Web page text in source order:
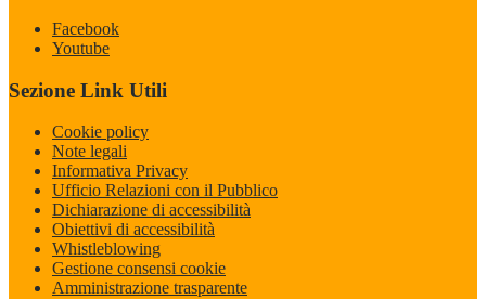
Facebook
Youtube
Sezione Link Utili
Cookie policy
Note legali
Informativa Privacy
Ufficio Relazioni con il Pubblico
Dichiarazione di accessibilità
Obiettivi di accessibilità
Whistleblowing
Gestione consensi cookie
Amministrazione trasparente